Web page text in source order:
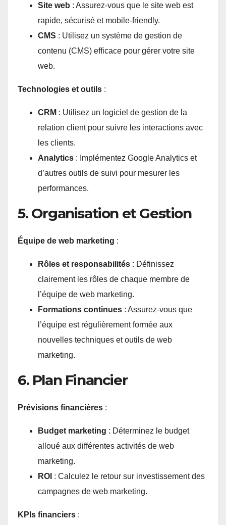
Site web : Assurez-vous que le site web est
rapide, sécurisé et mobile-friendly.
CMS : Utilisez un système de gestion de
contenu (CMS) efficace pour gérer votre site
web.
Technologies et outils :
CRM : Utilisez un logiciel de gestion de la
relation client pour suivre les interactions avec
les clients.
Analytics : Implémentez Google Analytics et
d’autres outils de suivi pour mesurer les
performances.
5. Organisation et Gestion
Équipe de web marketing :
Rôles et responsabilités : Définissez
clairement les rôles de chaque membre de
l’équipe de web marketing.
Formations continues : Assurez-vous que
l’équipe est régulièrement formée aux
nouvelles techniques et outils de web
marketing.
6. Plan Financier
Prévisions financières :
Budget marketing : Déterminez le budget
alloué aux différentes activités de web
marketing.
ROI : Calculez le retour sur investissement des
campagnes de web marketing.
KPIs financiers :